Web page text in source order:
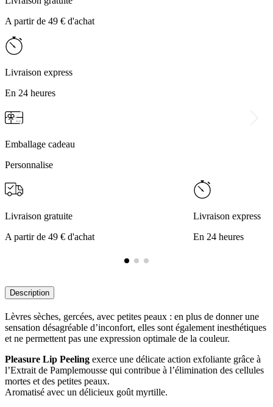
A partir de 49 € d'achat
Livraison express
En 24 heures
Emballage cadeau
Personnalise
Livraison gratuite
A partir de 49 € d'achat
Livraison express
En 24 heures
Description
Lèvres sèches, gercées, avec petites peaux : en plus de donner une
sensation désagréable d’inconfort, elles sont également inesthétiques
et ne permettent pas une expression optimale de la couleur.
Pleasure Lip Peeling exerce une délicate action exfoliante grâce à
l’Extrait de Pamplemousse qui contribue à l’élimination des cellules
mortes et des petites peaux.
Aromatisé avec un délicieux goût myrtille.